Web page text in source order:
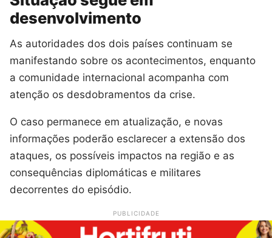
desenvolvimento
As autoridades dos dois países continuam se
manifestando sobre os acontecimentos, enquanto
a comunidade internacional acompanha com
atenção os desdobramentos da crise.
O caso permanece em atualização, e novas
informações poderão esclarecer a extensão dos
ataques, os possíveis impactos na região e as
consequências diplomáticas e militares
decorrentes do episódio.
PUBLICIDADE